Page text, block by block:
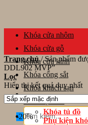
Tìm
kiếm:
Khóa cửa nhôm
Khóa cửa gỗ
Khóa cửa kính
Khóa cổng sắt
Khóa khách sạn
Thiết bị khác
Khóa tủ đồ
Phụ kiện
Trang chủ /Sản phẩm
DDL902 MVP”
Lọc
Hiển thị kết quả duy nhất
-20%